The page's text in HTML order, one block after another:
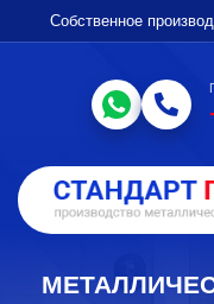
Собственное